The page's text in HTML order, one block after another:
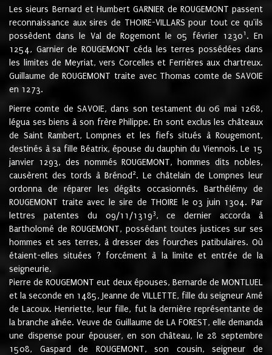
Les sieurs Bernard et Humbert GARNIER de ROUGEMONT passent
reconnaissance aux sires de THOIRE-VILLARS pour tout ce qu'ils
possèdent dans le Val de Rogemont le 05 février 12301 . En
1254, Garnier de ROUGEMONT céda les terres possédées dans
les limites de Meyriat, vers Corcelles et Ferrières aux chartreux.
Guillaume de ROUGEMONT traite avec Thomas comte de SAVOIE
en 1273.
Pierre comte de SAVOIE, dans son testament du 06 mai 1268,
légua ses biens à son frère Philippe. En sont exclus les châteaux
de Saint Rambert, Lompnes et les fiefs situés à Rougemont,
destinés à sa fille Béatrix, épouse du dauphin du Viennois. Le 15
janvier 1293, des nommés ROUGEMONT, hommes dits nobles,
causèrent des tords à Brénod 2. Le châtelain de Lompnes leur
ordonna de réparer les dégâts occasionnés. Barthélémy de
ROUGEMONT traite avec le sire de THOIRE le 03 juin 1304. Par
lettres patentes du 09/11/13193, ce dernier accorda à
Bartholomé de ROUGEMONT, possédant toutes justices sur ses
hommes et ses terres, à dresser des fourches patibulaires. Où
étaient-elles situées ? forcément à la limite et entrée de la
seigneurie.
Pierre de ROUGEMONT eut deux épouses, Bernarde de MONTLUEL
et la seconde en 1485, Jeanne de VILLETTE, fille du seigneur Amé
de Lacoux. Henriette, leur fille, fut la dernière représentante de
la branche aînée. Veuve de Guillaume de LA FOREST, elle demanda
une dispense pour épouser, en son château, le 28 septembre
1508, Gaspard de ROUGEMONT, son cousin, seigneur de